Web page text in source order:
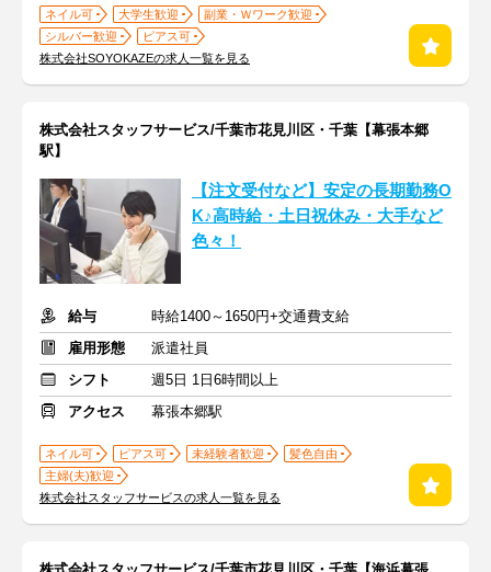
ネイル可 大学生歓迎
副業・Ｗワーク歓迎
シルバー歓迎
ピアス可
株式会社SOYOKAZEの求人一覧を見る
株式会社スタッフサービス/千葉市花見川区・千葉【幕張本郷
駅】
【注文受付など】安定の長期勤務O
K♪高時給・土日祝休み・大手など
色々！
給与
時給1400～1650円+交通費支給
雇用形態
派遣社員
シフト
週5日 1日6時間以上
アクセス
幕張本郷駅
ネイル可 ピアス可 未経験者歓迎
髪色自由
主婦(夫)歓迎
株式会社スタッフサービスの求人一覧を見る